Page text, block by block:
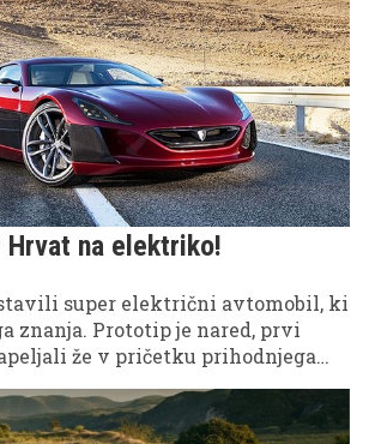
drugo generacijo
Hrvat na elektriko!
super električni avtomobil, ki
znanja. Prototip je nared, prvi
že v pričetku prihodnjega